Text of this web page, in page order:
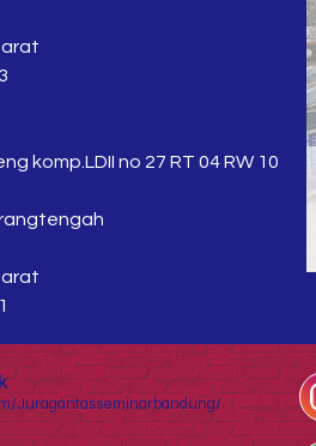
komp.LDII no 27 RT 04 RW 10
Juragantasseminarbandung/